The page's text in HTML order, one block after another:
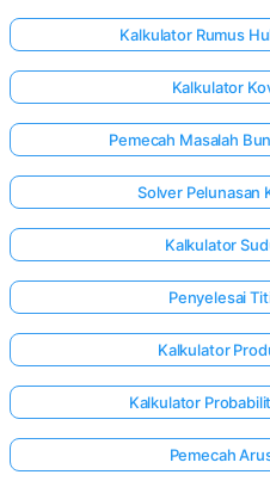
Kalkulator Rumus
Kalkulator
Pemecah Masalah
Solver Pelunasan
Kalkulator
Penyelesai
Kalkulator
Kalkulator
Pemecah